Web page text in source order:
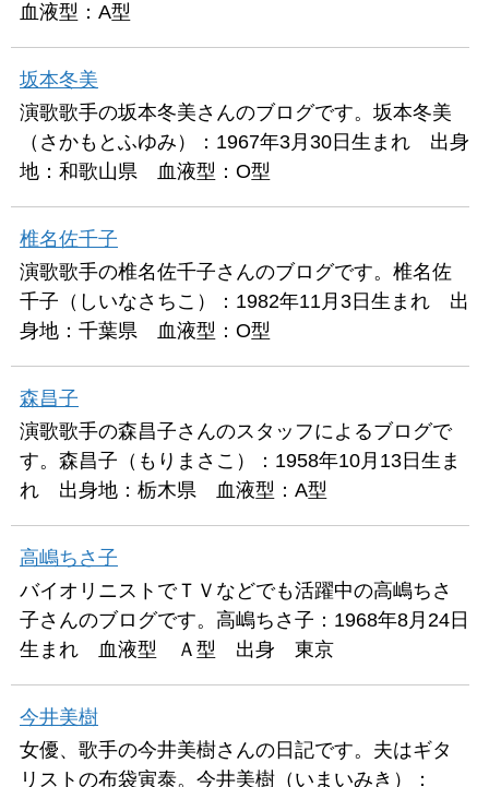
血液型：A型
坂本冬美
演歌歌手の坂本冬美さんのブログです。坂本冬美
（さかもとふゆみ）：1967年3月30日生まれ 出身
地：和歌山県 血液型：O型
椎名佐千子
演歌歌手の椎名佐千子さんのブログです。椎名佐
千子（しいなさちこ）：1982年11月3日生まれ 出
身地：千葉県 血液型：O型
森昌子
演歌歌手の森昌子さんのスタッフによるブログで
す。森昌子（もりまさこ）：1958年10月13日生ま
れ 出身地：栃木県 血液型：A型
高嶋ちさ子
バイオリニストでＴＶなどでも活躍中の高嶋ちさ
子さんのブログです。高嶋ちさ子：1968年8月24日
生まれ 血液型 Ａ型 出身 東京
今井美樹
女優、歌手の今井美樹さんの日記です。夫はギタ
リストの布袋寅泰。今井美樹（いまいみき）：